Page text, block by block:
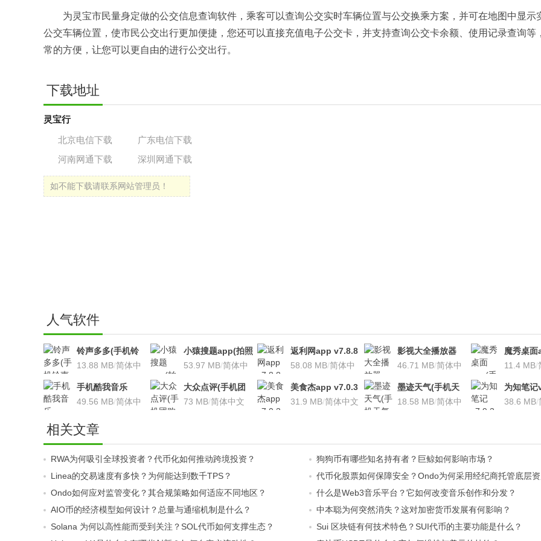
为灵宝市民量身定做的公交信息查询软件，乘客可以查询公交实时车辆位置与公交换乘方案，并可在地图中显示
公交车辆位置，使市民公交出行更加便捷，您还可以直接充值电子公交卡，并支持查询公交卡余额、使用记录查询等
常的方便，让您可以更自由的进行公交出行。
下载地址
灵宝行
北京电信下载
广东电信下载
河南网通下载
深圳网通下载
如不能下载请联系网站管理员！
人气软件
铃声多多(手机铃
声软件)v8.7.66 安
13.88 MB/简体中
小猿搜题app(拍照
搜题利器)V9.7.2安
53.97 MB/简体中
返利网app v7.8.8
安卓版
58.08 MB/简体中
影视大全播放器
v3.1.7 安卓版
46.71 MB/简体中
魔秀桌
桌面软件
11.4 MB/
手机酷我音乐
V9.2.3.5 安卓版
49.56 MB/简体中
大众点评(手机团
购软件)V10.18.4
73 MB/简体中文
美食杰app v7.0.3
安卓版
31.9 MB/简体中文
墨迹天气(手机天
气软
18.58 MB/简体中
为知笔
装本地
38.6 MB/
相关文章
RWA为何吸引全球投资者？代币化如何推动跨境投资？
狗狗币有哪些知名持有者？巨鲸如何影响市场？
Linea的交易速度有多快？为何能达到数千TPS？
代币化股票如何保障安全？Ondo为何采用经纪商托管底层资
Ondo如何应对监管变化？其合规策略如何适应不同地区？
什么是Web3音乐平台？它如何改变音乐创作和分发？
AIO币的经济模型如何设计？总量与通缩机制是什么？
中本聪为何突然消失？这对加密货币发展有何影响？
Solana 为何以高性能而受到关注？SOL代币如何支撑生态？
Sui 区块链有何技术特色？SUI代币的主要功能是什么？